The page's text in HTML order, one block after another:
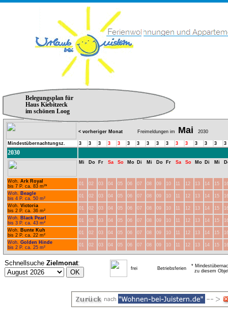
Belegungsplan für
Haus Kiebitzeck
im schönen Loog
< vorheriger Monat Freimeldungen im Mai 2030
Mindestübernachtungsz. 3 3 3 3 3 3 3 3 3 3 3 3 3 3 3 3
2030
Mi Do Fr Sa So Mo Di Mi Do Fr Sa So Mo Di Mi
Woh. Ark Royal
bis 7 P. ca. 83 m²*
01 02 03 04 05 06 07 08 09 10 11 12 13 14 15
Woh. Beagle
bis 4 P. ca. 50 m²
01 02 03 04 05 06 07 08 09 10 11 12 13 14 15
Woh. Victoria
bis 2 P. ca. 36 m²
01 02 03 04 05 06 07 08 09 10 11 12 13 14 15
Woh. Black Pearl
bis 3 P. ca. 43 m²
01 02 03 04 05 06 07 08 09 10 11 12 13 14 15
Woh. Bunte Kuh
bis 2 P. ca. 22 m²
01 02 03 04 05 06 07 08 09 10 11 12 13 14 15
Woh. Golden Hinde
bis 2 P. ca. 25 m²
01 02 03 04 05 06 07 08 09 10 11 12 13 14 15
Schnellsuche Zielmonat:
frei Betriebsferien
*
zu diesem